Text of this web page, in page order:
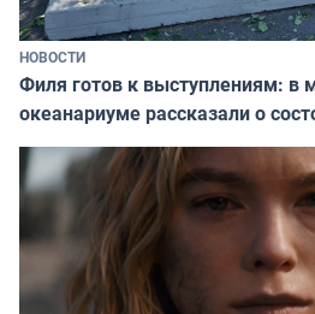
НОВОСТИ
Филя готов к выступлениям: в
океанариуме рассказали о